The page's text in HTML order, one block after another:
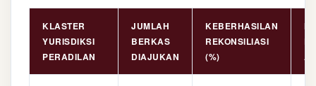
KLASTER
YURISDIKSI
PERADILAN
JUMLAH
BERKAS
DIAJUKAN
KEBERHASILAN
REKONSILIASI
(%)